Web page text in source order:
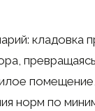
кладовка
норм по